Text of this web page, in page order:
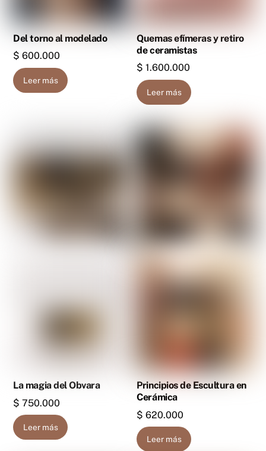
Del torno al modelado
$ 600.000
Leer más
Quemas efímeras y retiro
de ceramistas
$ 1.600.000
Leer más
La magia del Obvara
$ 750.000
Leer más
Principios de Escultura en
Cerámica
$ 620.000
Leer más